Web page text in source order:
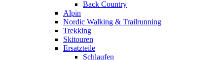
Back Country
Alpin
Nordic Walking & Trailrunning
Trekking
Skitouren
Ersatzteile
Schlaufen